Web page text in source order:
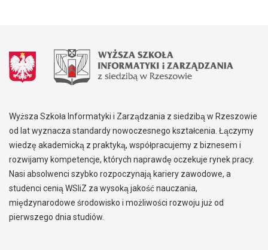
Wyższa Szkoła Informatyki i Zarządzania z siedzibą w Rzeszowie
od lat wyznacza standardy nowoczesnego kształcenia. Łączymy
wiedzę akademicką z praktyką, współpracujemy z biznesem i
rozwijamy kompetencje, których naprawdę oczekuje rynek pracy.
Nasi absolwenci szybko rozpoczynają kariery zawodowe, a
studenci cenią WSIiZ za wysoką jakość nauczania,
międzynarodowe środowisko i możliwości rozwoju już od
pierwszego dnia studiów.